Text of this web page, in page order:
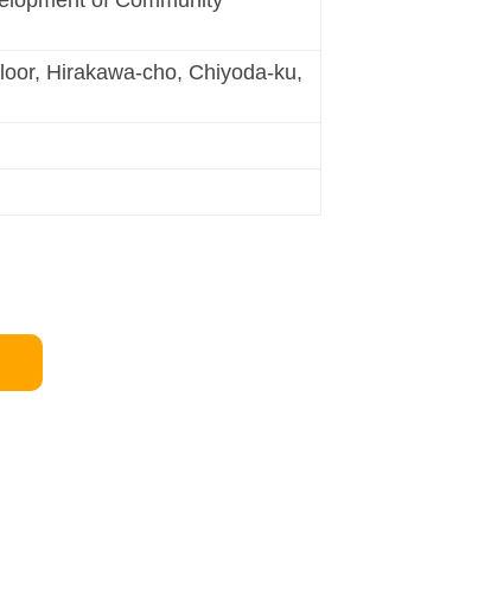
Hirakawa-cho, Chiyoda-ku,